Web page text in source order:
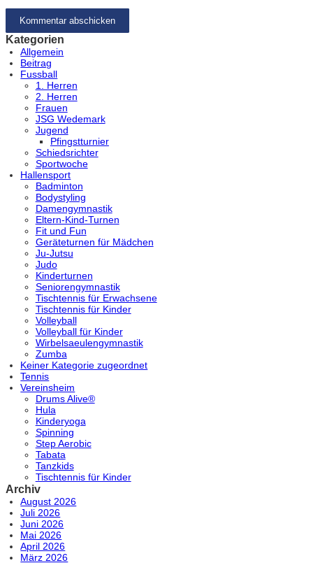
Kategorien
Allgemein
Beitrag
Fussball
1. Herren
2. Herren
Frauen
JSG Wedemark
Jugend
Pfingstturnier
Schiedsrichter
Sportwoche
Hallensport
Badminton
Bodystyling
Damengymnastik
Eltern-Kind-Turnen
Fit und Fun
Geräteturnen für Mädchen
Ju-Jutsu
Judo
Kinderturnen
Seniorengymnastik
Tischtennis für Erwachsene
Tischtennis für Kinder
Volleyball
Volleyball für Kinder
Wirbelsaeulengymnastik
Zumba
Keiner Kategorie zugeordnet
Tennis
Vereinsheim
Drums Alive®
Hula
Kinderyoga
Spinning
Step Aerobic
Tabata
Tanzkids
Tischtennis für Kinder
Archiv
August 2026
Juli 2026
Juni 2026
Mai 2026
April 2026
März 2026